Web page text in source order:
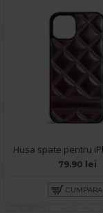
79.90 lei
CUMPARA